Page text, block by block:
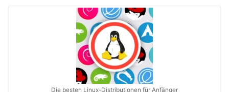
Die besten Linux-Distributionen für Anfänger